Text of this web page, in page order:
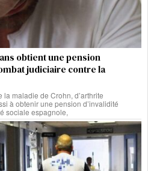
obtient une pension
judiciaire contre la
maladie de Crohn, d’arthrite
à obtenir une pension d’invalidité
sociale espagnole,